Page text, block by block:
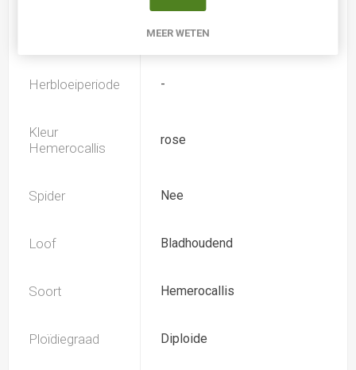
Juni
Herbloeiperiode -
Kleur
Hemerocallis
rose
Spider Nee
Loof Bladhoudend
Soort Hemerocallis
Ploïdiegraad Diploide
MEER WETEN